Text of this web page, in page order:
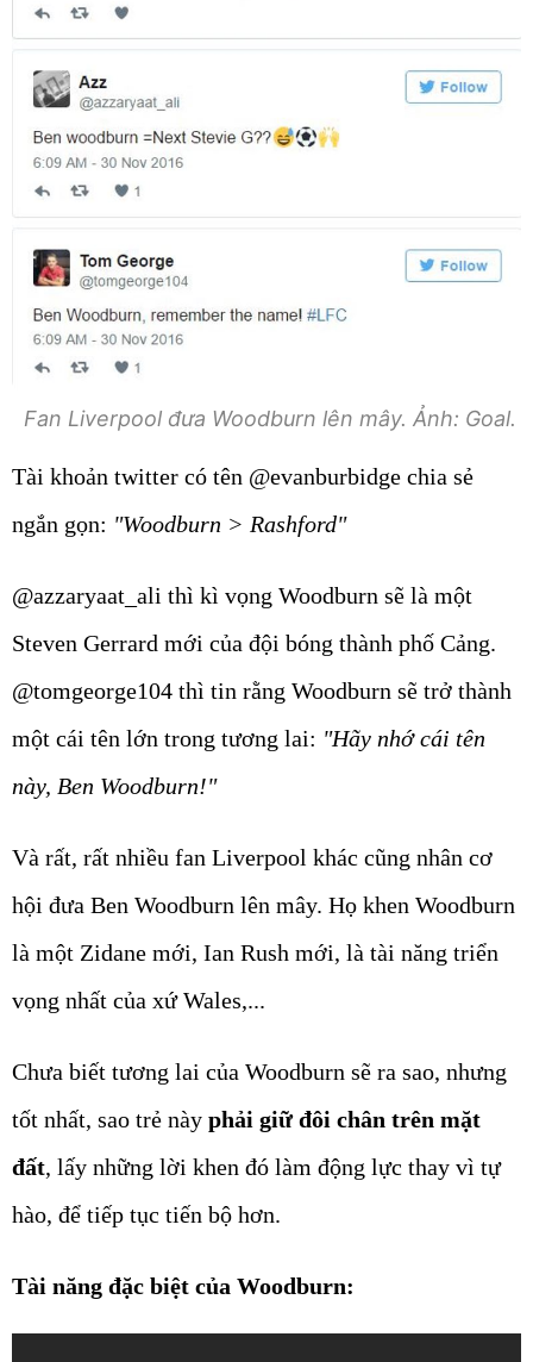
Fan Liverpool đưa Woodburn lên mây. Ảnh: Goal.
Tài khoản twitter có tên @evanburbidge chia sẻ
ngắn gọn: "Woodburn > Rashford"
@azzaryaat_ali thì kì vọng Woodburn sẽ là một
Steven Gerrard mới của đội bóng thành phố Cảng.
@tomgeorge104 thì tin rằng Woodburn sẽ trở thành
một cái tên lớn trong tương lai: "Hãy nhớ cái tên
này, Ben Woodburn!"
Và rất, rất nhiều fan Liverpool khác cũng nhân cơ
hội đưa Ben Woodburn lên mây. Họ khen Woodburn
là một Zidane mới, Ian Rush mới, là tài năng triển
vọng nhất của xứ Wales,...
Chưa biết tương lai của Woodburn sẽ ra sao, nhưng
tốt nhất, sao trẻ này phải giữ đôi chân trên mặt
đất, lấy những lời khen đó làm động lực thay vì tự
hào, để tiếp tục tiến bộ hơn.
Tài năng đặc biệt của Woodburn: